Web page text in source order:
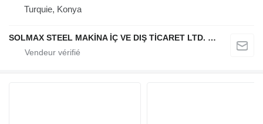
Turquie, Konya
SOLMAX STEEL MAKİNA İÇ VE DIŞ TİCARET LTD. ŞTİ.